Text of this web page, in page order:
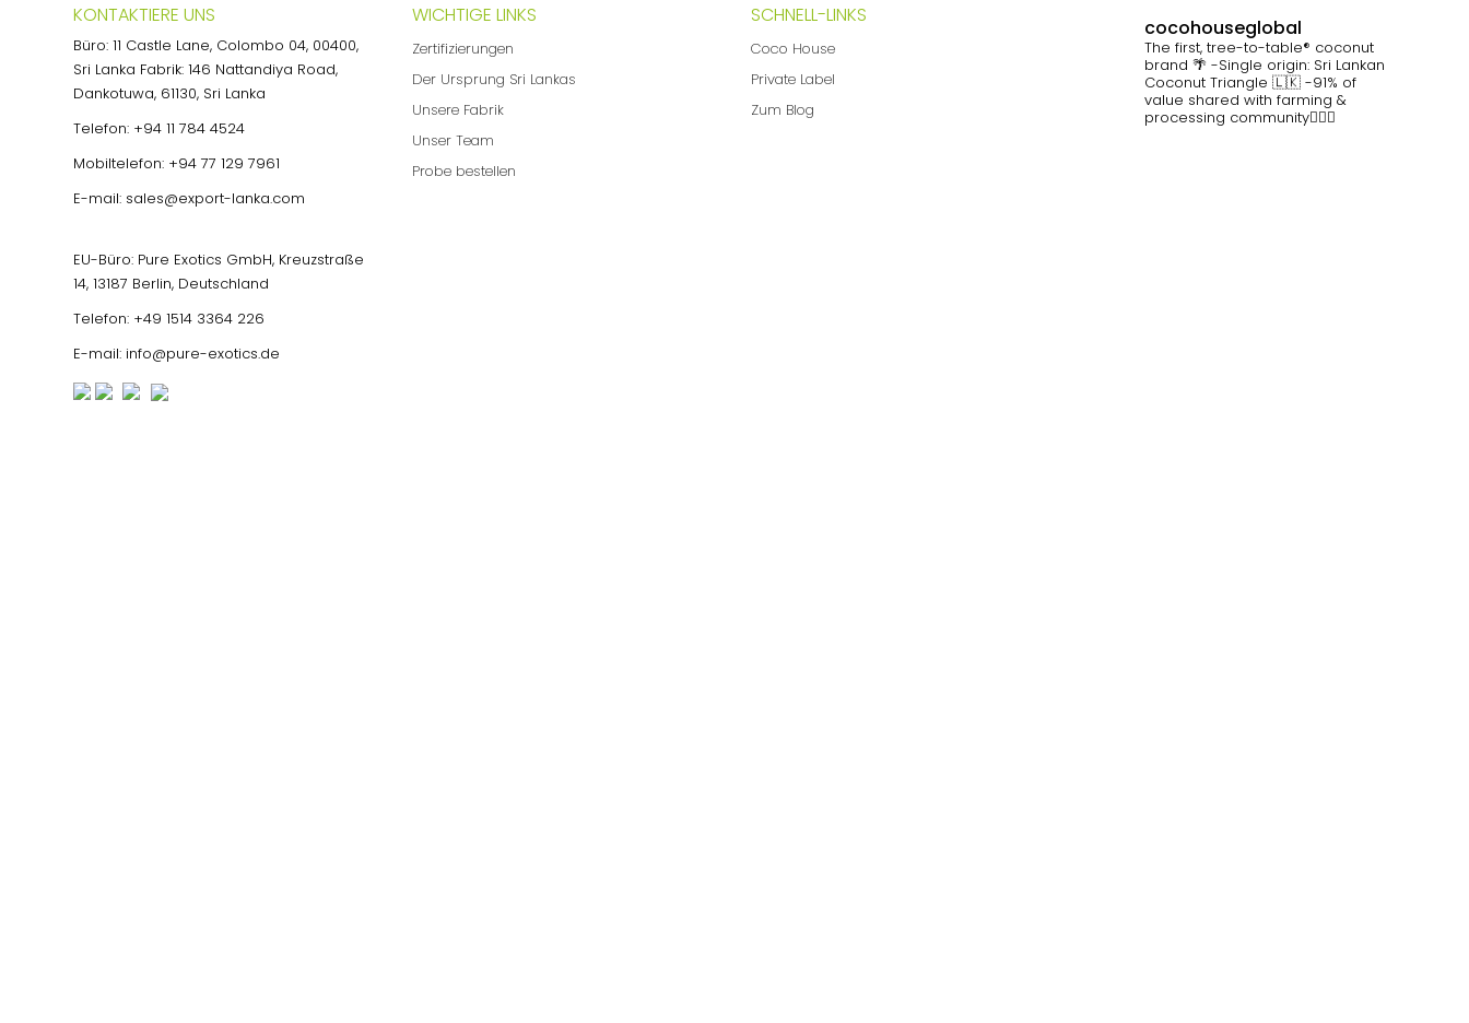
KONTAKTIERE UNS
Büro: 11 Castle Lane, Colombo 04, 00400,
Sri Lanka Fabrik: 146 Nattandiya Road,
Dankotuwa, 61130, Sri Lanka
Telefon: +94 11 784 4524
Mobiltelefon: +94 77 129 7961
E-mail: sales@export-lanka.com
EU-Büro: Pure Exotics GmbH, Kreuzstraße
14, 13187 Berlin, Deutschland
Telefon: +49 1514 3364 226
E-mail: info@pure-exotics.de
WICHTIGE LINKS
Zertifizierungen
Der Ursprung Sri Lankas
Unsere Fabrik
Unser Team
Probe bestellen
SCHNELL-LINKS
Coco House
Private Label
Zum Blog
cocohouseglobal
The first, tree-to-table® coconut
brand 🌴 -Single origin: Sri Lankan
Coconut Triangle 🇱🇰 -91% of
value shared with farming &
processing community👷🏽‍♀️